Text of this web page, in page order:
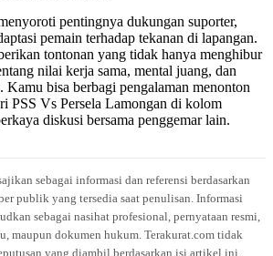
pentingnya dukungan suporter,
pemain terhadap tekanan di lapangan.
tontonan yang tidak hanya menghibur
nilai kerja sama, mental juang, dan
Kamu bisa berbagi pengalaman menonton
PSS Vs Persela Lamongan di kolom
diskusi bersama penggemar lain.
sebagai informasi dan referensi berdasarkan
publik yang tersedia saat penulisan. Informasi
sebagai nasihat profesional, pernyataan resmi,
maupun dokumen hukum. Terakurat.com tidak
yang diambil berdasarkan isi artikel ini.